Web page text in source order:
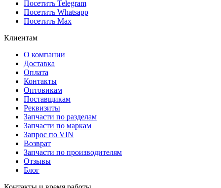
Посетить Telegram
Посетить Whatsapp
Посетить Max
Клиентам
О компании
Доставка
Оплата
Контакты
Оптовикам
Поставщикам
Реквизиты
Запчасти по разделам
Запчасти по маркам
Запрос по VIN
Возврат
Запчасти по производителям
Отзывы
Блог